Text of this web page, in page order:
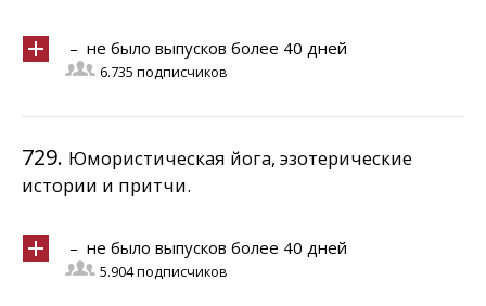
– не было выпусков более 40 дней
6.735 подписчиков
729. Юмористическая йога, эзотерические
истории и притчи.
– не было выпусков более 40 дней
5.904 подписчиков